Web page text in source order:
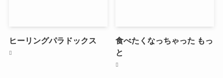
ヒーリングパラドックス
食べたくなっちゃった もっ
と